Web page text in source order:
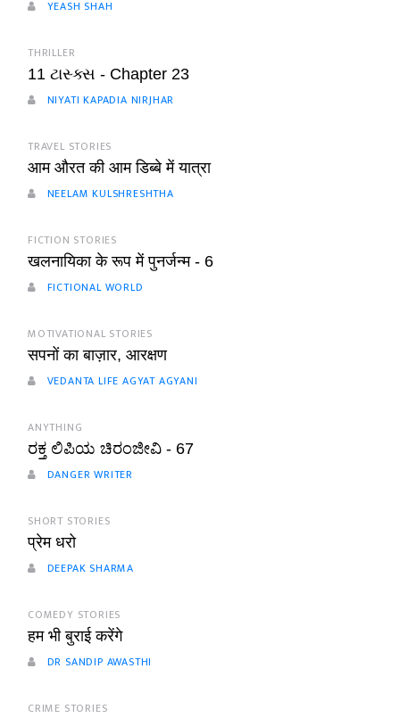
YEASH SHAH
THRILLER
11 ટાસ્ક્સ - Chapter 23
NIYATI KAPADIA NIRJHAR
TRAVEL STORIES
आम औरत की आम डिब्बे में यात्रा
NEELAM KULSHRESHTHA
FICTION STORIES
खलनायिका के रूप में पुनर्जन्म - 6
FICTIONAL WORLD
MOTIVATIONAL STORIES
सपनों का बाज़ार, आरक्षण
VEDANTA LIFE AGYAT AGYANI
ANYTHING
ರಕ್ತ ಲಿಪಿಯ ಚಿರಂಜೀವಿ - 67
DANGER WRITER
SHORT STORIES
प्रेम धरो
DEEPAK SHARMA
COMEDY STORIES
हम भी बुराई करेंगे
DR SANDIP AWASTHI
CRIME STORIES